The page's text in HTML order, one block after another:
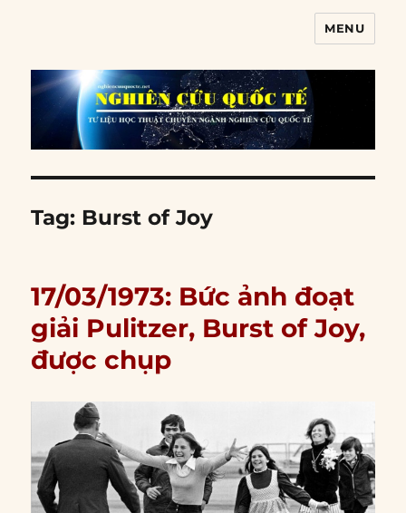
MENU
Tag: Burst of Joy
17/03/1973: Bức ảnh đoạt
giải Pulitzer, Burst of Joy,
được chụp